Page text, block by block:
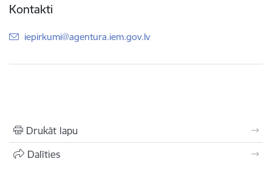
Kontakti
E-pasts:
iepirkumi@agentura.iem.gov.lv
Drukāt lapu
Dalīties